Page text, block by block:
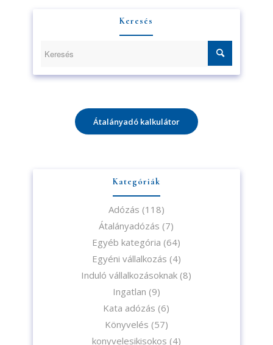
Keresés
Átalányadó kalkulátor
Kategóriák
Adózás (118)
Átalányadózás (7)
Egyéb kategória (64)
Egyéni vállalkozás (4)
Induló vállalkozásoknak (8)
Ingatlan (9)
Kata adózás (6)
Könyvelés (57)
konyvelesikisokos (4)